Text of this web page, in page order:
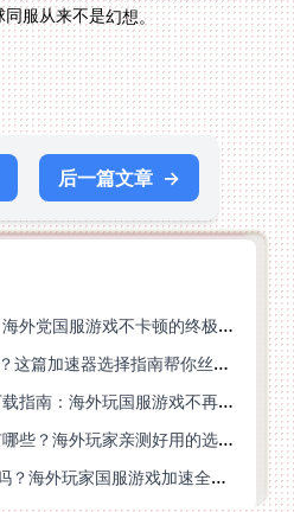
服从来不是幻想。
后一篇文章 →
在英国打一梦江湖卡吗？海外党国服游戏不卡顿的终极解法
海外党打枪神纪卡成PPT？这篇加速器选择指南帮你丝滑上分
美国打我的起源加速器下载指南：海外玩国服游戏不再卡的终极方案
江南百景图国外加速器有哪些？海外玩家亲测好用的选择与避坑指南
去国外能打王国保卫战4吗？海外玩家国服游戏加速全攻略（附公主连结幻想江湖实测）